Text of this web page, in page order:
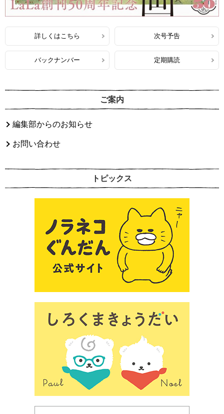
詳しくはこちら 次号予告
バックナンバー 定期購読
ご案内
編集部からのお知らせ
お問い合わせ
トピックス